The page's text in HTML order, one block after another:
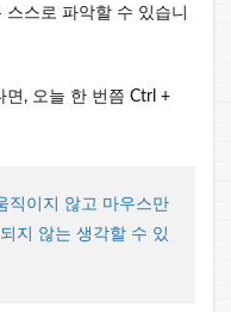
스스로 파악할 수 있습니
면, 오늘 한 번쯤 Ctrl +
직이지 않고 마우스만
지 않는 생각할 수 있